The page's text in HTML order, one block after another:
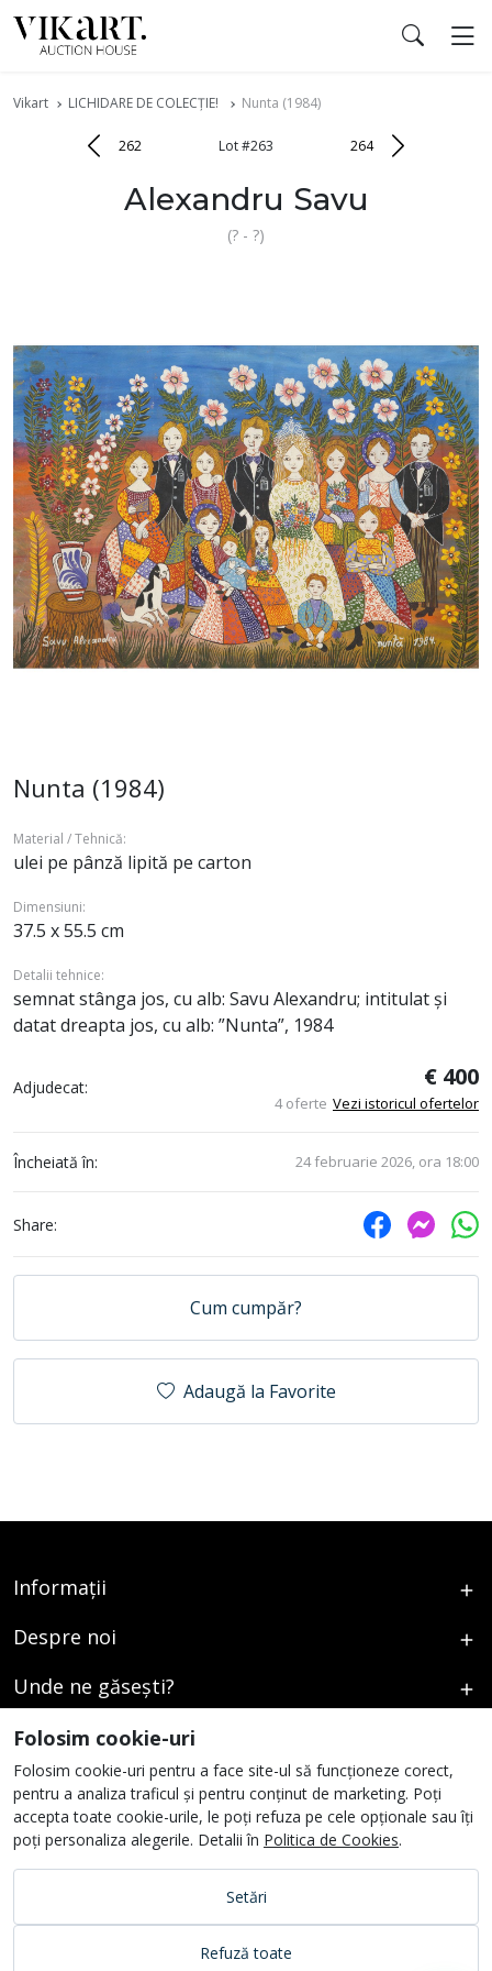
Vikart LICHIDARE DE COLECȚIE! Nunta (1984)
262 Lot #263 264
Alexandru Savu
(? - ?)
Nunta (1984)
Material / Tehnică:
ulei pe pânză lipită pe carton
Dimensiuni:
37.5 x 55.5 cm
Detalii tehnice:
semnat stânga jos, cu alb: Savu Alexandru; intitulat și
datat dreapta jos, cu alb: ”Nunta”, 1984
Adjudecat: € 400
4 oferte Vezi istoricul ofertelor
Încheiată în: 24 februarie 2026, ora 18:00
Share:
Cum cumpăr?
Adaugă la Favorite
Informații
Despre noi
Unde ne găsești?
Urmați-ne
Folosim cookie-uri
Folosim cookie-uri pentru a face site-ul să funcționeze corect,
pentru a analiza traficul și pentru conținut de marketing. Poți
accepta toate cookie-urile, le poți refuza pe cele opționale sau îți
poți personaliza alegerile. Detalii în Politica de Cookies.
Setări
Refuză toate